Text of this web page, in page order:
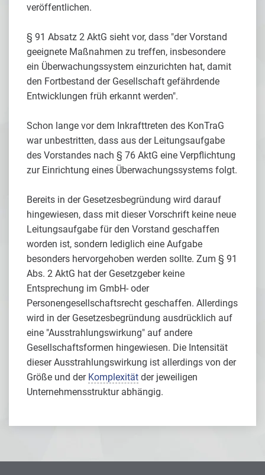
veröffentlichen.
§ 91 Absatz 2 AktG sieht vor, dass "der Vorstand
geeignete Maßnahmen zu treffen, insbesondere
ein Überwachungssystem einzurichten hat, damit
den Fortbestand der Gesellschaft gefährdende
Entwicklungen früh erkannt werden".
Schon lange vor dem Inkrafttreten des KonTraG
war unbestritten, dass aus der Leitungsaufgabe
des Vorstandes nach § 76 AktG eine Verpflichtung
zur Einrichtung eines Überwachungssystems folgt.
Bereits in der Gesetzesbegründung wird darauf
hingewiesen, dass mit dieser Vorschrift keine neue
Leitungsaufgabe für den Vorstand geschaffen
worden ist, sondern lediglich eine Aufgabe
besonders hervorgehoben werden sollte. Zum § 91
Abs. 2 AktG hat der Gesetzgeber keine
Entsprechung im GmbH- oder
Personengesellschaftsrecht geschaffen. Allerdings
wird in der Gesetzesbegründung ausdrücklich auf
eine "Ausstrahlungswirkung" auf andere
Gesellschaftsformen hingewiesen. Die Intensität
dieser Ausstrahlungswirkung ist allerdings von der
Größe und der Komplexität der jeweiligen
Unternehmensstruktur abhängig.